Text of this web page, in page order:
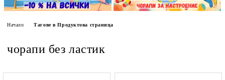
Начало Тагове в Продуктова страница
чорапи без ластик